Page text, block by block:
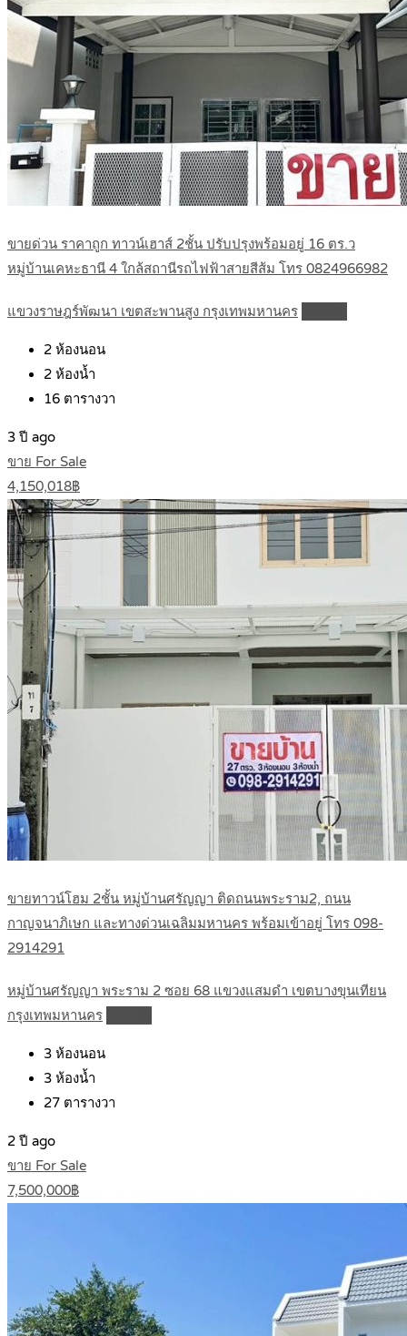
ขายด่วน ราคาถูก ทาวน์เฮาส์ 2ชั้น ปรับปรุงพร้อมอยู่ 16 ตร.ว
หมู่บ้านเคหะธานี 4 ใกล้สถานีรถไฟฟ้าสายสีส้ม โทร 0824966982
แขวงราษฎร์พัฒนา เขตสะพานสูง กรุงเทพมหานคร
2 ห้องนอน
2 ห้องน้ำ
16 ตารางวา
3 ปี ago
ขาย For Sale
4,150,018฿
ขายทาวน์โฮม 2ชั้น หมู่บ้านศรัญญา ติดถนนพระราม2, ถนน
กาญจนาภิเษก และทางด่วนเฉลิมมหานคร พร้อมเข้าอยู่ โทร 098-
2914291
หมู่บ้านศรัญญา พระราม 2 ซอย 68 แขวงแสมดำ เขตบางขุนเทียน
กรุงเทพมหานคร
3 ห้องนอน
3 ห้องน้ำ
27 ตารางวา
2 ปี ago
ขาย For Sale
7,500,000฿